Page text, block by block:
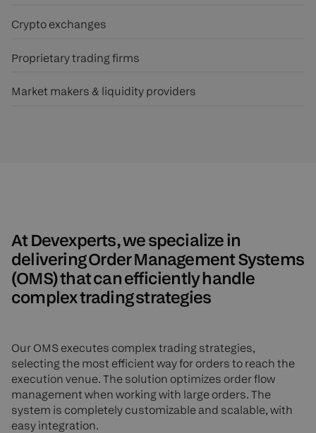
Crypto exchanges
Proprietary trading firms
Market makers & liquidity providers
At Devexperts, we specialize in
delivering Order Management Systems
(OMS) that can efficiently handle
complex trading strategies
Our OMS executes complex trading strategies,
selecting the most efficient way for orders to reach the
execution venue. The solution optimizes order flow
management when working with large orders. The
system is completely customizable and scalable, with
easy integration.